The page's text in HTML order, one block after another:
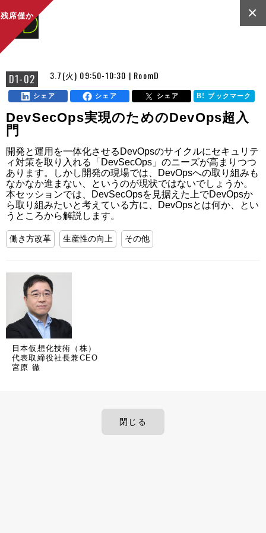
D1-02 3.7(火) 09:50-10:30 | RoomD
×
シェア シェア シェア ブックマーク
残席僅か
DevSecOps実現のためのDevOps超入
門
開発と運用を一体化させるDevOpsのサイクルにセキュリテ
ィ対策を取り入れる「DevSecOps」のニーズが高まりつつ
あります。しかし開発の現場では、DevOpsへの取り組みも
なかなか進まない、というのが現状ではないでしょうか。
本セッションでは、DevSecOpsを見据えた上でDevOpsか
ら取り組みたいと考えている方に、DevOpsとは何か、とい
うところから解説します。
働き方改革 生産性の向上 その他
日本仮想化技術（株）
代表取締役社長兼CEO
宮原 徹
閉じる